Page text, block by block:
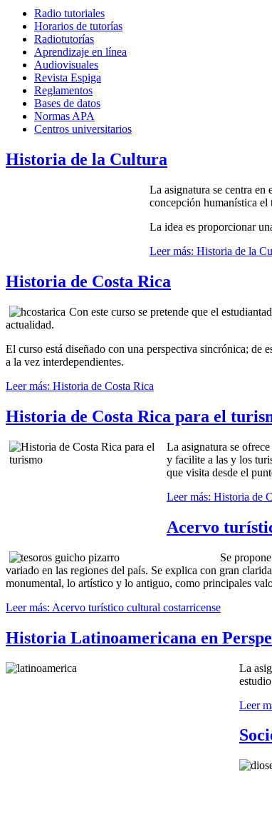
Radio tutoriales
Horarios de tutorías
Radiotutorías
Aprendizaje en línea
Audiovisuales
Revista Espiga
Reglamentos
Bases de datos
Normas APA
Centros universitarios
Historia de la Cultura
La asignatura se centra
concepción humanística
La idea es proporcionar
Leer más: Historia de la
Historia de Costa Rica
Con este curso se pretende que el
actualidad.
El curso está diseñado con una perspectiva sincrónica; de
a la vez interdependientes.
Leer más: Historia de Costa Rica
Historia de Costa Rica para el
La asignatura se
y facilite a las y los
que visita desde el
Leer más: Historia de
Acervo
Se
variado en las regiones del país. Se explica con gran
monumental, lo artístico y lo antiguo, como principales
Leer más: Acervo turístico cultural costarricense
Historia Latinoamericana en
La
Leer